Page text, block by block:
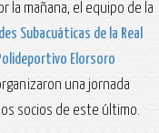
la mañana, el equipo de la
Subacuáticas de la Real
Elorsoro
una jornada
socios de este último.